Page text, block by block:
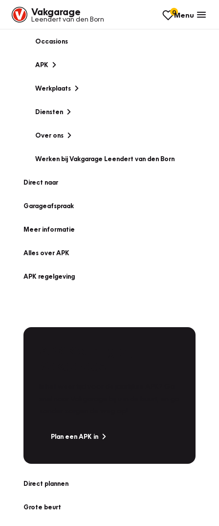
Vakgarage
Leendert van den Born
0Menu
Occasions
APK
Werkplaats
Diensten
Over ons
Werken bij Vakgarage Leendert van den Born
Direct naar
Garageafspraak
Meer informatie
Alles over APK
APK regelgeving
Plan een APK in
Direct plannen
Grote beurt